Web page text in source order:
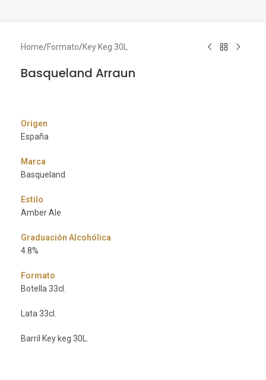
Home/Formato/Key Keg 30L
Basqueland Arraun
Origen
España
Marca
Basqueland
Estilo
Amber Ale
Graduación Alcohólica
4.8%
Formato
Botella 33cl.
Lata 33cl.
Barril Key keg 30L.